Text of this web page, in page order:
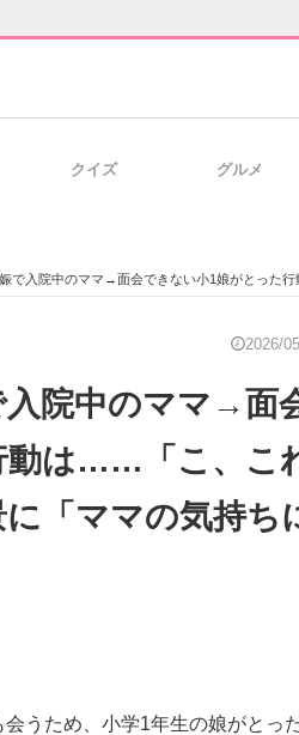
クイズ グルメ
で入院中のママ→面会できない小1娘がとった行動は……「こ、こ
2026/
入院中のママ→面
動は……「こ、こ
「ママの気持ち
うため、小学1年生の娘がと